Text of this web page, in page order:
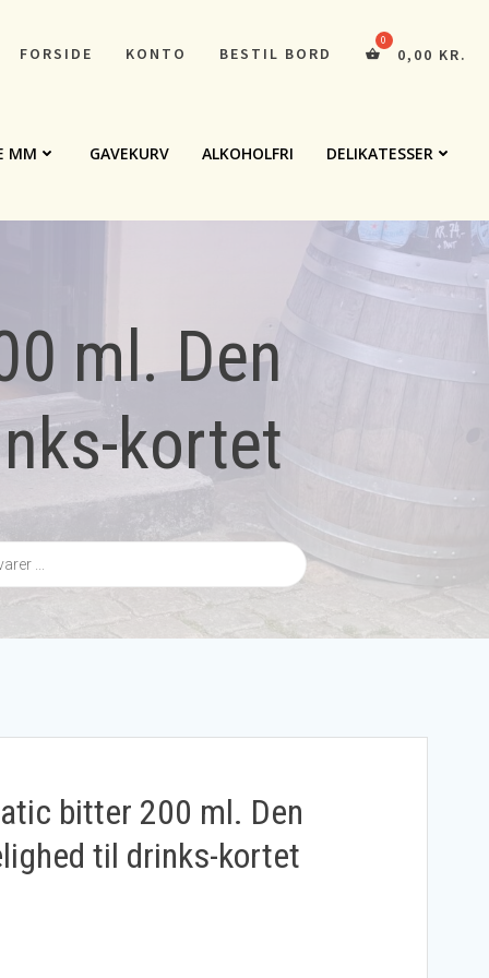
FORSIDE KONTO BESTIL BORD 0,00 KR.
MM GAVEKURV ALKOHOLFRI DELIKATESSER
ml. Den
kortet
bitter 200 ml. Den
til drinks-kortet